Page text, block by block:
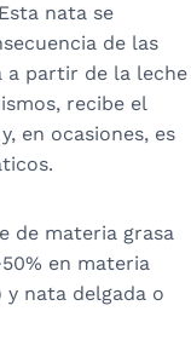
nata se
de las
a partir de la leche
recibe el
en ocasiones, es
de materia grasa
en materia
y nata delgada o